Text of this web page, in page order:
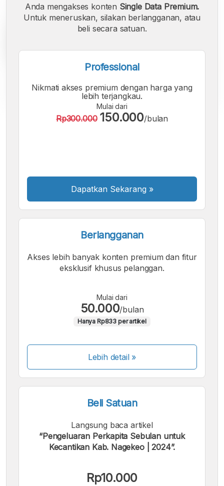
A A A
Anda mengakses konten Single Data Premium.
Untuk meneruskan, silakan berlangganan, atau
beli secara satuan.
Professional
Nikmati akses premium dengan harga yang
lebih terjangkau.
Mulai dari
Rp300.000 150.000/bulan
Dapatkan Sekarang »
Berlangganan
Akses lebih banyak konten premium dan fitur
eksklusif khusus pelanggan.
Mulai dari
50.000/bulan
Hanya Rp833 per artikel
Lebih detail »
Beli Satuan
Langsung baca artikel
“Pengeluaran Perkapita Sebulan untuk
Kecantikan Kab. Nagekeo | 2024”.
Rp10.000
Kami menerima pembayaran berikut: